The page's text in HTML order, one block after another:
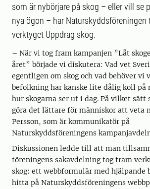
som är nybörjare på skog – eller vill se
nya ögon – har Naturskyddsföreningen
verktyget Uppdrag skog.
– När vi tog fram kampanjen ”Låt
året” började vi diskutera: Vad vet
egentligen om skog och vad behöver vi
befolkning har kanske lite dålig koll på
hur skogarna ser ut i dag. På vilket sätt
göra det lättare för människor att veta
Persson, som är kommunikatör på
Naturskyddsföreningens
Diskussionen ledde till att man
föreningens sakavdelning tog fram
skog: ett webbformulär med hjälpande
hitta på Naturskyddsföreningens